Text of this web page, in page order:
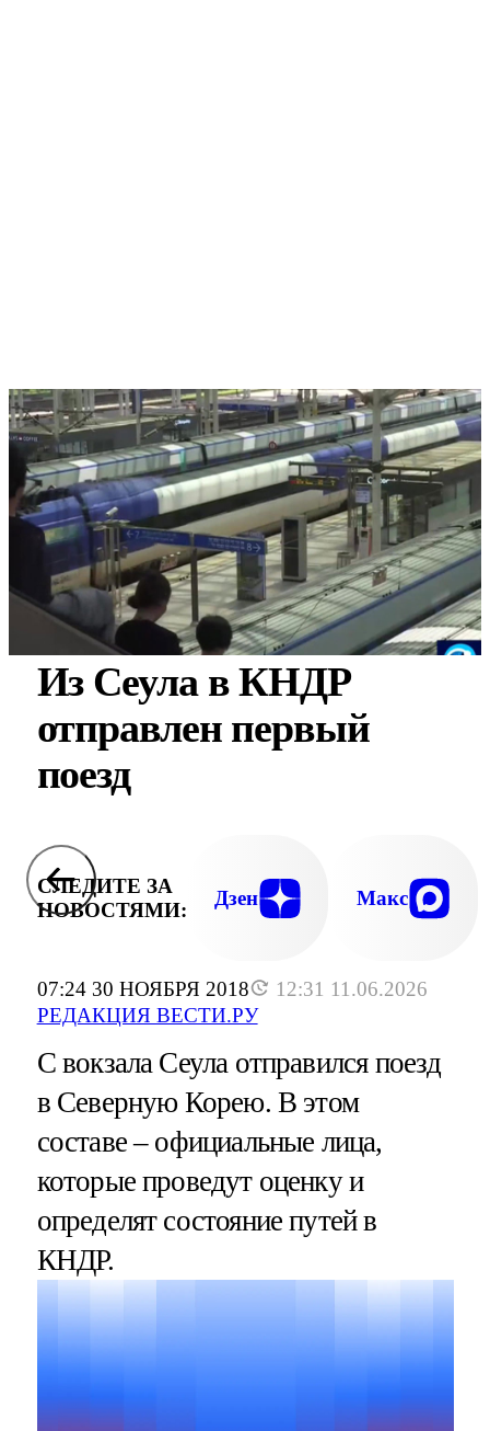
07:24 30 НОЯБРЯ 2018
12:31 11.06.2026
РЕДАКЦИЯ ВЕСТИ.РУ
Из Сеула в КНДР
отправлен первый
поезд
СЛЕДИТЕ ЗА
НОВОСТЯМИ:
Дзен Макс
С вокзала Сеула отправился поезд
в Северную Корею. В этом
составе – официальные лица,
которые проведут оценку и
определят состояние путей в
КНДР.